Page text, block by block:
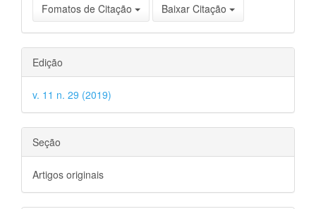
Fomatos de Citação Baixar Citação
Edição
v. 11 n. 29 (2019)
Seção
Artigos originais